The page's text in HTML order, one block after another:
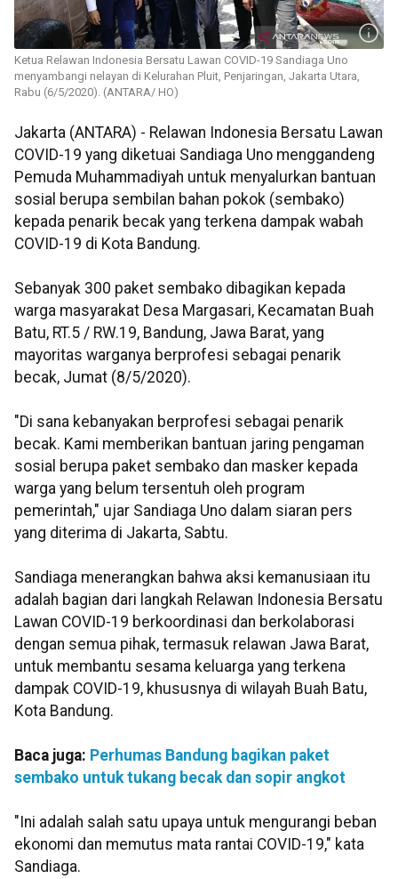
Ketua Relawan Indonesia Bersatu Lawan COVID-19 Sandiaga Uno
menyambangi nelayan di Kelurahan Pluit, Penjaringan, Jakarta Utara,
Rabu (6/5/2020). (ANTARA/ HO)
Jakarta (ANTARA) - Relawan Indonesia Bersatu Lawan
COVID-19 yang diketuai Sandiaga Uno menggandeng
Pemuda Muhammadiyah untuk menyalurkan bantuan
sosial berupa sembilan bahan pokok (sembako)
kepada penarik becak yang terkena dampak wabah
COVID-19 di Kota Bandung.
Sebanyak 300 paket sembako dibagikan kepada
warga masyarakat Desa Margasari, Kecamatan Buah
Batu, RT.5 / RW.19, Bandung, Jawa Barat, yang
mayoritas warganya berprofesi sebagai penarik
becak, Jumat (8/5/2020).
"Di sana kebanyakan berprofesi sebagai penarik
becak. Kami memberikan bantuan jaring pengaman
sosial berupa paket sembako dan masker kepada
warga yang belum tersentuh oleh program
pemerintah," ujar Sandiaga Uno dalam siaran pers
yang diterima di Jakarta, Sabtu.
Sandiaga menerangkan bahwa aksi kemanusiaan itu
adalah bagian dari langkah Relawan Indonesia Bersatu
Lawan COVID-19 berkoordinasi dan berkolaborasi
dengan semua pihak, termasuk relawan Jawa Barat,
untuk membantu sesama keluarga yang terkena
dampak COVID-19, khususnya di wilayah Buah Batu,
Kota Bandung.
Baca juga: Perhumas Bandung bagikan paket
sembako untuk tukang becak dan sopir angkot
"Ini adalah salah satu upaya untuk mengurangi beban
ekonomi dan memutus mata rantai COVID-19," kata
Sandiaga.